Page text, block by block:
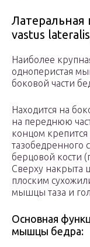
vastus
Наиболее
одноперистая
боковой части
Находится на
на переднюю
концом
тазобедренного
берцовой кости
Сверху накрыта
плоским
мышцы таза и
Основная
мышцы бедра: